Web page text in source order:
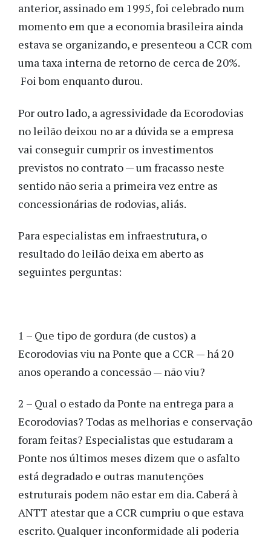
anterior, assinado em 1995, foi celebrado num
momento em que a economia brasileira ainda
estava se organizando, e presenteou a CCR com
uma taxa interna de retorno de cerca de 20%.
Foi bom enquanto durou.
Por outro lado, a agressividade da Ecorodovias
no leilão deixou no ar a dúvida se a empresa
vai conseguir cumprir os investimentos
previstos no contrato — um fracasso neste
sentido não seria a primeira vez entre as
concessionárias de rodovias, aliás.
Para especialistas em infraestrutura, o
resultado do leilão deixa em aberto as
seguintes perguntas:
1 – Que tipo de gordura (de custos) a
Ecorodovias viu na Ponte que a CCR — há 20
anos operando a concessão — não viu?
2 – Qual o estado da Ponte na entrega para a
Ecorodovias? Todas as melhorias e conservação
foram feitas? Especialistas que estudaram a
Ponte nos últimos meses dizem que o asfalto
está degradado e outras manutenções
estruturais podem não estar em dia. Caberá à
ANTT atestar que a CCR cumpriu o que estava
escrito. Qualquer inconformidade ali poderia